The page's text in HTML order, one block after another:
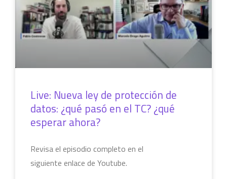
Live: Nueva ley de protección de
datos: ¿qué pasó en el TC? ¿qué
esperar ahora?
Revisa el episodio completo en el
siguiente enlace de Youtube.